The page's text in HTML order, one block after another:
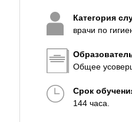
Категория
врачи по
Общее
Срок
144 часа.